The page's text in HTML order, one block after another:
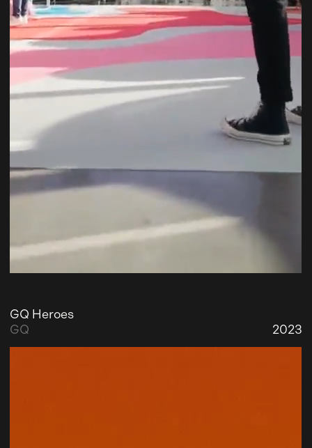
GQ Heroes
GQ
2023